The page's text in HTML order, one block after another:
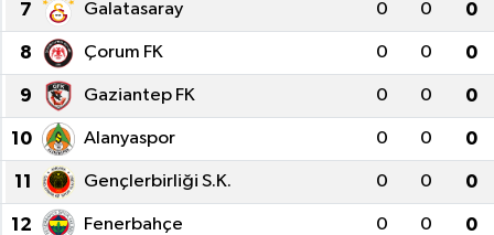
7 Galatasaray 0 0 0
8 Çorum FK 0 0 0
9 Gaziantep FK 0 0 0
10 Alanyaspor 0 0 0
11 Gençlerbirliği S.K. 0 0 0
12 Fenerbahçe 0 0 0